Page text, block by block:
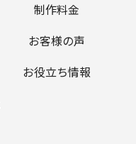
制作料金
お客様の声
お役立ち情報